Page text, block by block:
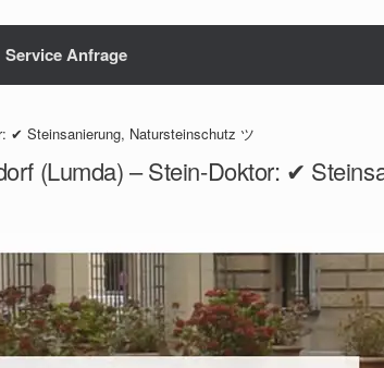
Service Anfrage
✔ Steinsanierung, Natursteinschutz ツ
(Lumda) – Stein-Doktor: ✔